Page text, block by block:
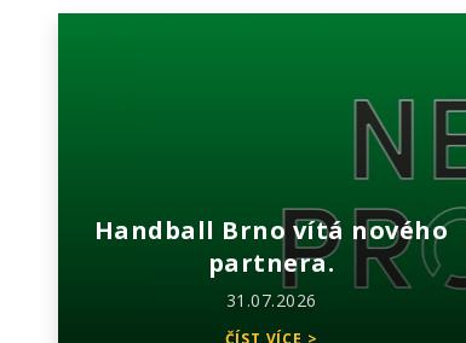
Handball Brno vítá nového
partnera.
31.07.2026
ČÍST VÍCE >